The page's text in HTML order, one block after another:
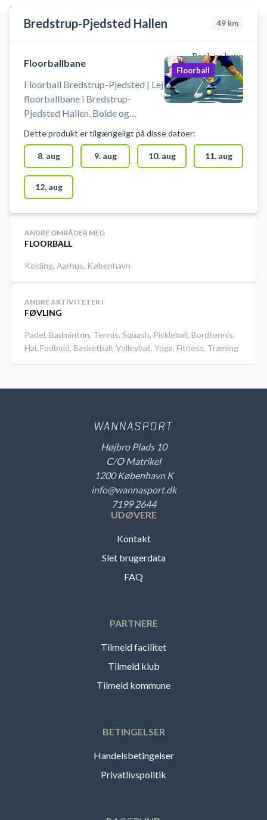
STEDER MED LEDIGE AKTIVITETER
Bredstrup-Pjedsted Hallen 49 km
Book en bane
Floorballbane
Floorball Bredstrup-Pjedsted | Lej
floorballbane i Bredstrup-
Pjedsted Hallen. Bolde og
motionsrummet for enden af
hallen. Spil floorball i hallen i
Bredstrup.
Floorball
Dette produkt er tilgængeligt på disse datoer:
8. aug 9. aug 10. aug 11. aug
12. aug
ANDRE OMRÅDER MED
FLOORBALL
Kolding, Aarhus, København
ANDRE AKTIVITETER I
FØVLING
Padel, Badminton, Tennis, Squash, Pickleball, Bordtennis,
Hal, Fodbold, Basketball, Volleyball, Yoga, Fitness, Træning
Højbro Plads 10
C/O Matrikel
1200 København K
info@wannasport.dk
7199 2644
UDØVERE
Kontakt
Slet brugerdata
FAQ
PARTNERE
Tilmeld facilitet
Tilmeld klub
Tilmeld kommune
BETINGELSER
Handelsbetingelser
Privatlivspolitik